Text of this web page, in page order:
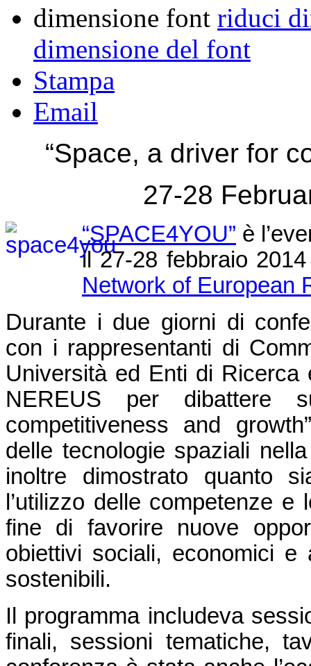
dimensione font riduci
dimensione del font
Stampa
Email
“Space, a driver for
27-28
“SPACE4YOU” è
il 27-28 febbraio
Network of European
Durante i due giorni di
con i rappresentanti di
Università ed Enti di
NEREUS per dibattere
competitiveness and
delle tecnologie spaziali
inoltre dimostrato quanto
l’utilizzo delle competenze
fine di favorire nuove
obiettivi sociali, economici e
sostenibili.
Il programma includeva
finali, sessioni tematiche,